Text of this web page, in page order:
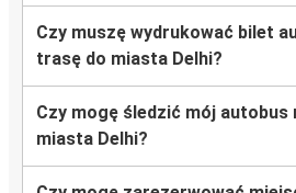
Czy muszę wydrukować bilet
trasę do miasta Delhi?
Czy mogę śledzić mój autobus
miasta Delhi?